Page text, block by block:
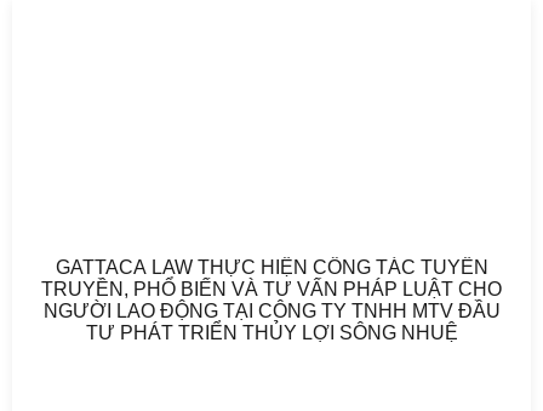
GATTACA LAW THỰC HIỆN CÔNG TÁC TUYÊN
TRUYỀN, PHỔ BIẾN VÀ TƯ VẤN PHÁP LUẬT CHO
NGƯỜI LAO ĐỘNG TẠI CÔNG TY TNHH MTV ĐẦU
TƯ PHÁT TRIỂN THỦY LỢI SÔNG NHUỆ